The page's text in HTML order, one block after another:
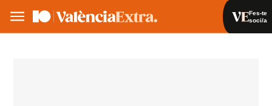
Fes-te
soci/a